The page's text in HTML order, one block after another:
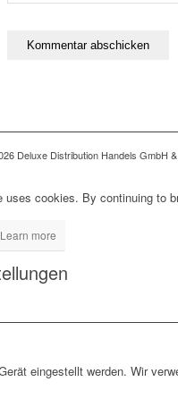
Deluxe Distribution Handels GmbH
uses cookies. By continuing to
Learn more
eingestellt werden. Wir